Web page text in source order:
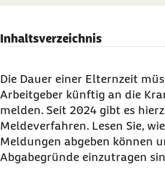
Inhaltsverzeichnis
Wie werden Beginn und Ende
gemeldet?
Welcher Tag muss als Beginn
gemeldet werden?
Was ist bei einer
Elternzeit?
Die Dauer einer Elternzeit
Arbeitgeber künftig an die
melden. Seit 2024 gibt es
Meldeverfahren. Lesen Sie,
Meldungen abgeben können
Abgabegründe einzutragen